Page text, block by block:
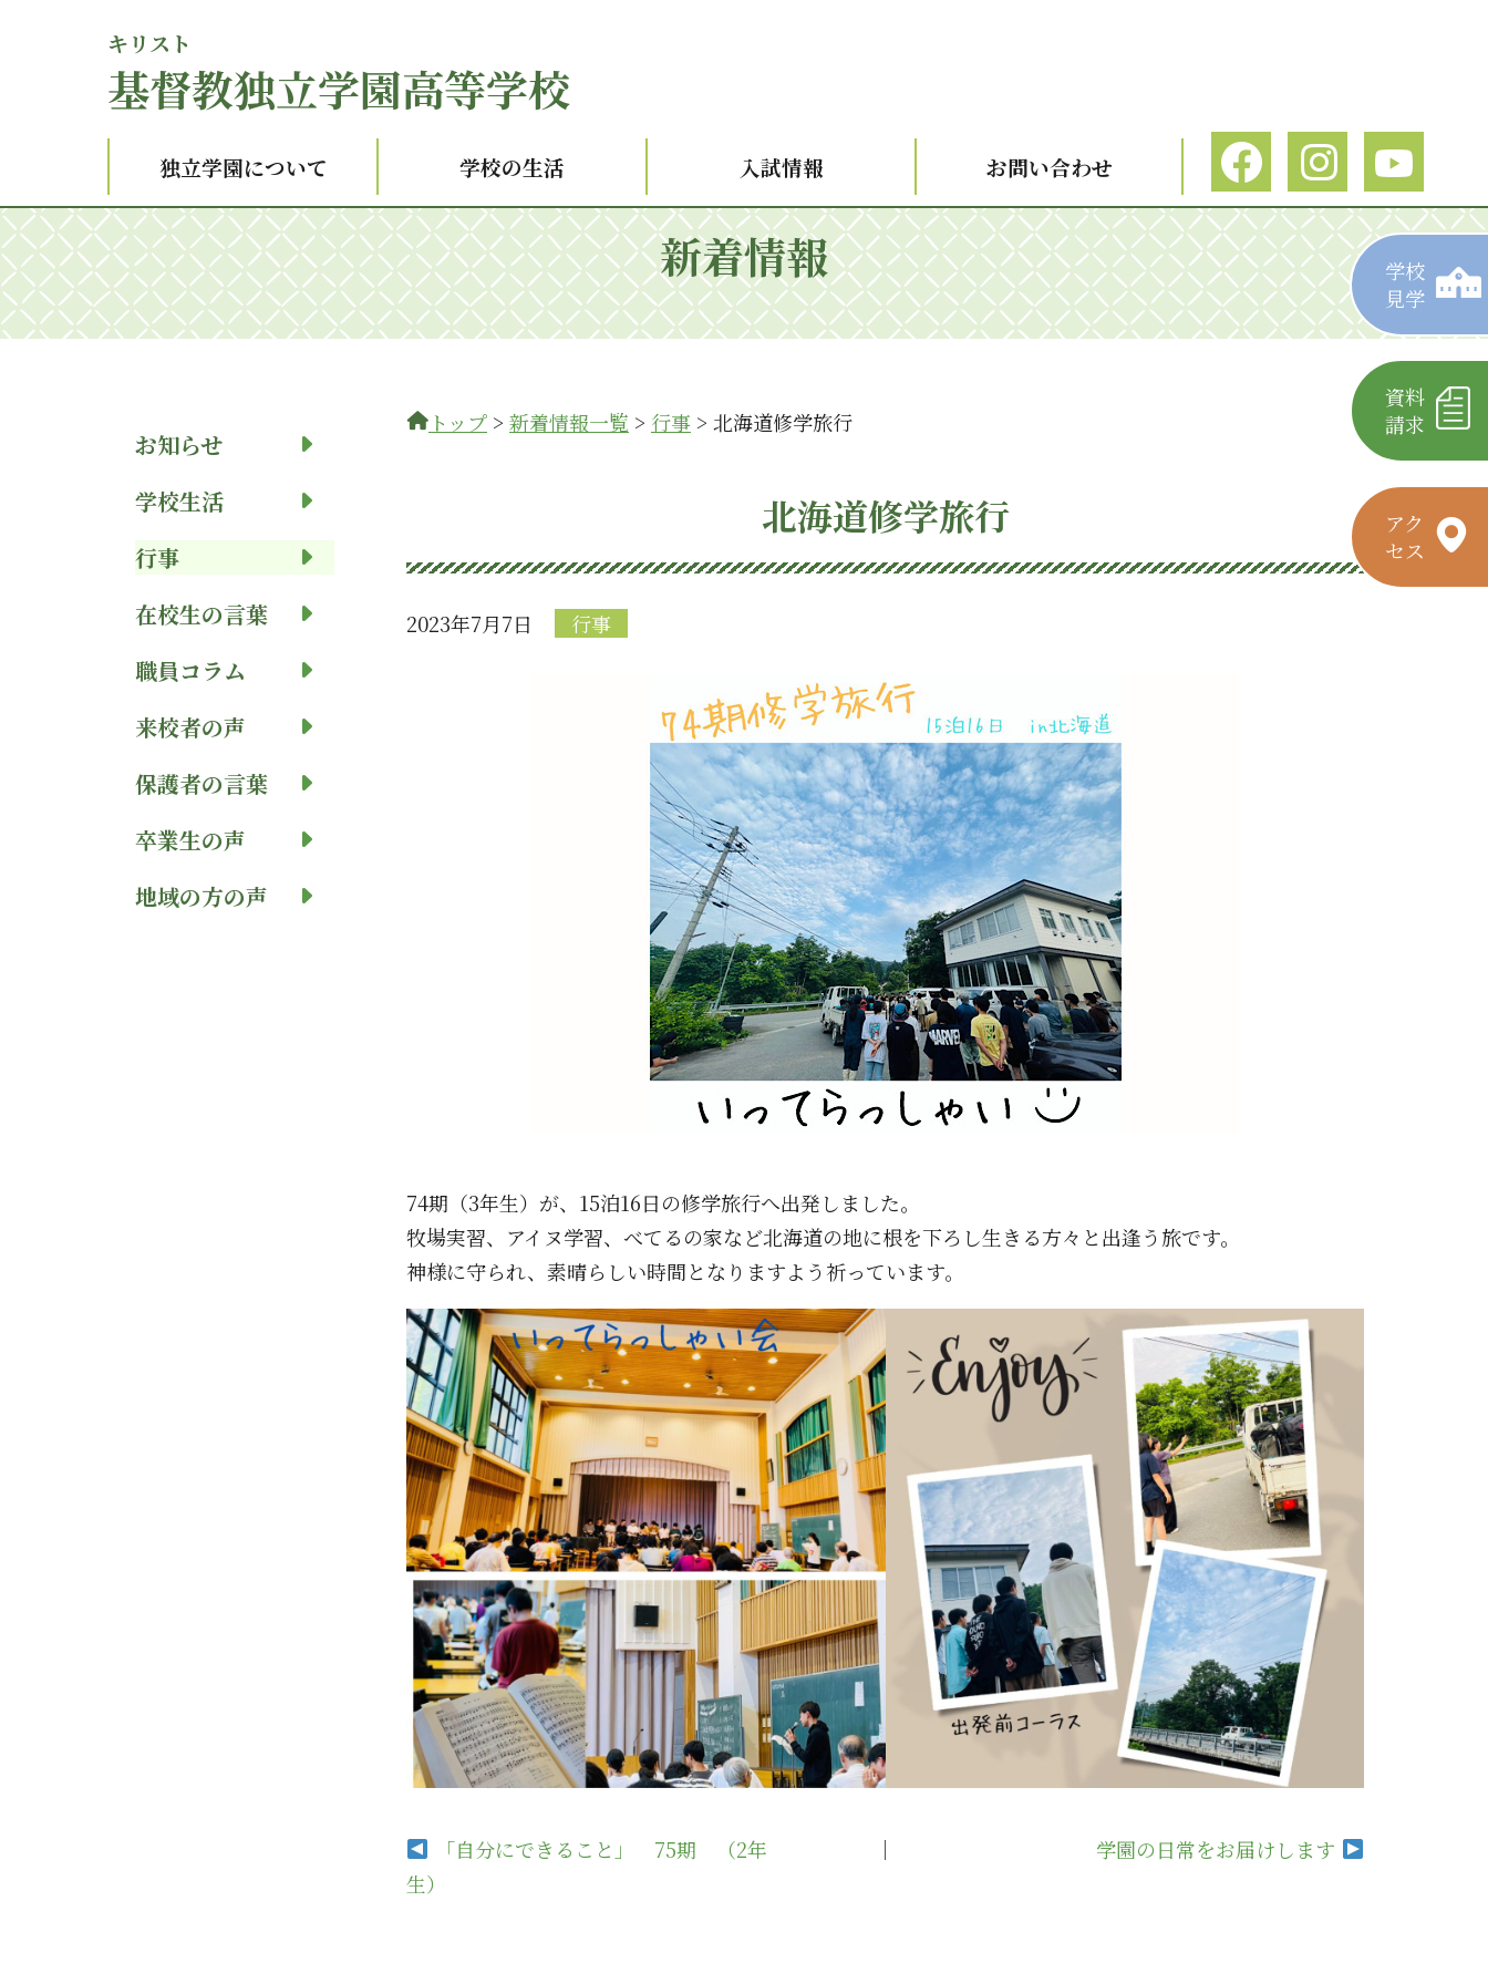
基督
キリスト
教独立学園高等学校
独立学園について 学校の生活 入試情報 お問い合わせ
新着情報
お知らせ
学校生活
行事
在校生の言葉
職員コラム
来校者の声
保護者の言葉
卒業生の声
地域の方の声
トップ > 新着情報一覧 > 行事 > 北海道修学旅行
北海道修学旅行
2023年7月7日 行事
74期（3年生）が、15泊16日の修学旅行へ出発しました。
牧場実習、アイヌ学習、べてるの家など北海道の地に根を下ろし生きる方々と出逢う旅です。
神様に守られ、素晴らしい時間となりますよう祈っています。
「自分にできること」 75期 （2年
生）
｜ 学園の日常をお届けします
学校
見学
資料
請求
アク
セス